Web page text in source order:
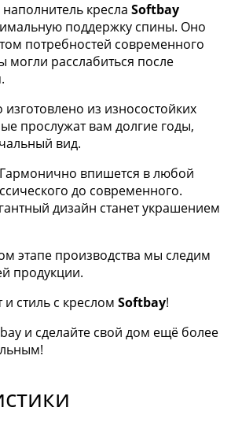
кресла Softbay
поддержку спины. Оно
потребностей современного
могли расслабиться после
из износостойких
прослужат вам долгие годы,
вид.
впишется в любой
до современного.
дизайн станет украшением
этапе производства мы следим
продукции.
стиль с креслом Softbay!
и сделайте свой дом ещё более